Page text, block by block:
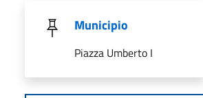
Municipio
Piazza Umberto I